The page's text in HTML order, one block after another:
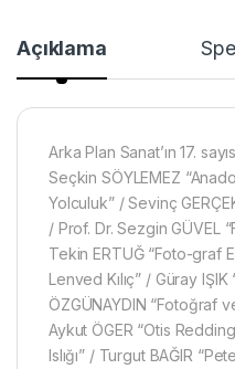
Açıklama
Arka Plan Sanat’ın 17.
Seçkin SÖYLEMEZ
Yolculuk” / Sevinç
/ Prof. Dr. Sezgin GÜVEL
Tekin ERTUĞ “Foto-graf
Lenved Kılıç” / Güray
ÖZGÜNAYDIN “Fotoğraf
Aykut ÖGER “Otis
Islığı” / Turgut BAĞIR